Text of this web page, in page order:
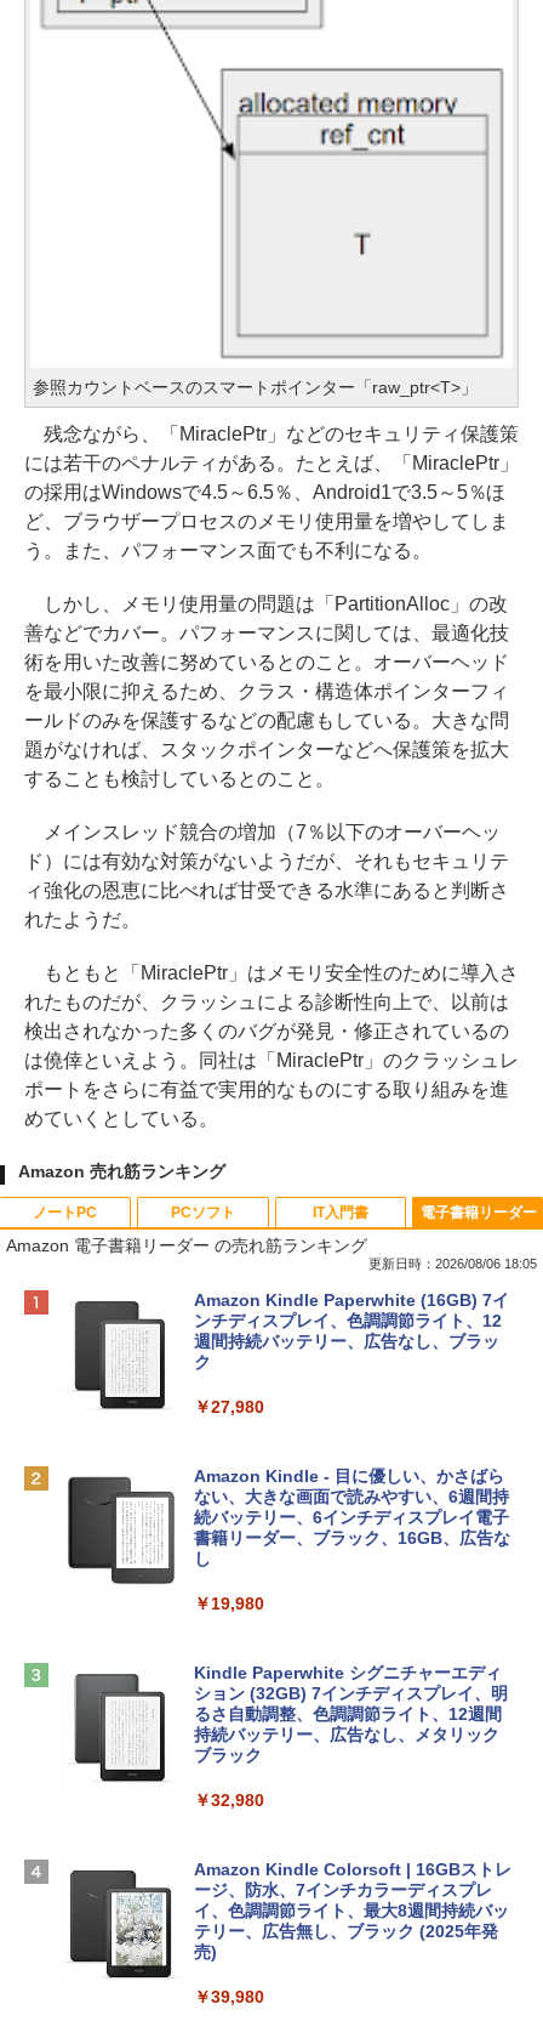
参照カウントベースのスマートポインター「raw_ptr<T>」
残念ながら、「MiraclePtr」などのセキュリティ保護策
には若干のペナルティがある。たとえば、「MiraclePtr」
の採用はWindowsで4.5～6.5％、Android1で3.5～5％ほ
ど、ブラウザープロセスのメモリ使用量を増やしてしま
う。また、パフォーマンス面でも不利になる。
しかし、メモリ使用量の問題は「PartitionAlloc」の改
善などでカバー。パフォーマンスに関しては、最適化技
術を用いた改善に努めているとのこと。オーバーヘッド
を最小限に抑えるため、クラス・構造体ポインターフィ
ールドのみを保護するなどの配慮もしている。大きな問
題がなければ、スタックポインターなどへ保護策を拡大
することも検討しているとのこと。
メインスレッド競合の増加（7％以下のオーバーヘッ
ド）には有効な対策がないようだが、それもセキュリテ
ィ強化の恩恵に比べれば甘受できる水準にあると判断さ
れたようだ。
もともと「MiraclePtr」はメモリ安全性のために導入さ
れたものだが、クラッシュによる診断性向上で、以前は
検出されなかった多くのバグが発見・修正されているの
は僥倖といえよう。同社は「MiraclePtr」のクラッシュレ
ポートをさらに有益で実用的なものにする取り組みを進
めていくとしている。
Amazon 売れ筋ランキング
ノートPC
Apple 2026 MacBook Neo A18 Proチッ
プ搭載13インチノートブック：AIとAppl
e Intelligenceのために設計、Liquid Ret
inaディスプレイ、8GBユニファイドメモ
eTime HDカメラ、Touch ID - インディ
￥137,800
tomtoc 360°保護 15.6 16インチ パソコ
ンケース Dell NEC Lavie ASUS HP dyna
Apple 2026 MacBook Air M5チップ搭載
13インチノートブック：AIとApple Intell
igence、13.6インチLiquid Retinaディ
スプレイ、24GBユニファイドメモリ、1
ームカメラ、日本語キーボード、Touch I
￥314,800
【Amazon.co.jp限定】 HP ノートパソコ
ン 15-fd 15.6インチ 16GBメモリ 512GB
PCソフト
Robloxギフトカード - 800 Robux 【限
定バーチャルアイテムを含む】 【オンラ
インゲームコード】 ロブロックス | オン
ラインコード版
￥1,300
Microsoft Office Home & Business 202
4(最新 永続版)|オンラインコード版|Wind
ows11、10/mac対応|PC2台
￥39,582
インゲームコード】 ロブロックス | オン
ラインコード版
￥3,200
Robloxギフトカード - 1000 Robux 【限
ラインコード版
￥1,600
版)|オンラインコード版|Windows11、1
IT入門書
生成AIパスポート公式テキスト 第４版
￥1,766
出す プロンプトの言葉 AI画像生成シリー
ズ (はぴーイラストLabo)
￥480
ClaudeCode いちばんやさしい 教科書:
にもKindle出版にも！ 非エンジニアのた
めのAIコーディング入門シリーズ
￥99
FM TOWNS ハイパー・カタログ: 本体ハ
￥1,600
1冊ですべて身につくHTML & CSSとWe
電子書籍リーダー
Amazon 電子書籍リーダー の売れ筋ランキング
更新日時：2026/08/06 18:05
Amazon Kindle Paperwhite (16GB) 7イ
ンチディスプレイ、色調調節ライト、12
週間持続バッテリー、広告なし、ブラッ
ク
￥27,980
Amazon Kindle - 目に優しい、かさばら
ない、大きな画面で読みやすい、6週間持
続バッテリー、6インチディスプレイ電子
書籍リーダー、ブラック、16GB、広告な
し
￥19,980
Kindle Paperwhite シグニチャーエディ
ション (32GB) 7インチディスプレイ、明
るさ自動調整、色調調節ライト、12週間
持続バッテリー、広告なし、メタリック
ブラック
￥32,980
Amazon Kindle Colorsoft | 16GBストレ
ージ、防水、7インチカラーディスプレ
イ、色調調節ライト、最大8週間持続バッ
テリー、広告無し、ブラック (2025年発
売)
￥39,980